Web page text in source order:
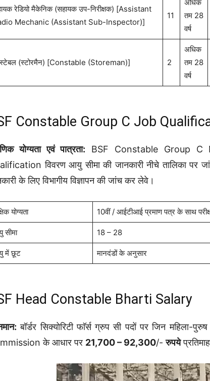
रेडियो मैकेनिक (सहायक उप-निरीक्षक) [Assistant
Mechanic (Assistant Sub-Inspector)]
11
अधिक
तम 28
वर्ष
(स्टोरमैन) [Constable (Storeman)] 2
अधिक
तम 28
वर्ष
Constable Group C Job
योग्यता एवं पात्रता: BSF Constable Group C
विवरण आयु सीमा की जानकारी नीचे तालिका
के लिए विभागीय विज्ञापन की जांच कर लेवे।
योग्यता 10वीं / आईटीआई प्रमाण पत्र के साथ
सीमा 18 – 28
में छूट मानदंडों के अनुसार
Head Constable Bharti Salary
बॉर्डर सिक्योरिटी फाॅर्स ग्रुप सी पदों पर जिन महिला-
के आधार पर 21,700 – 92,300/-रुपये